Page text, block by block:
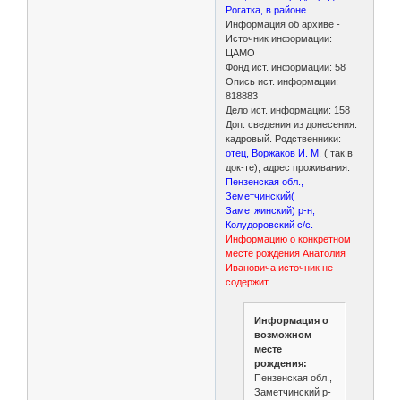
Рогатка, в районе
Информация об архиве -
Источник информации:
ЦАМО
Фонд ист. информации: 58
Опись ист. информации:
818883
Дело ист. информации: 158
Доп. сведения из донесения:
кадровый. Родственники:
отец, Воржаков И. М.( так в
док-те), адрес проживания:
Пензенская обл.,
Земетчинский(
Заметжинский) р-н,
Колудоровский с/с.
Информацию о конкретном
месте рождения Анатолия
Ивановича источник не
содержит.
Информация о
возможном
месте
рождения:
Пензенская обл.,
Заметчинский р-